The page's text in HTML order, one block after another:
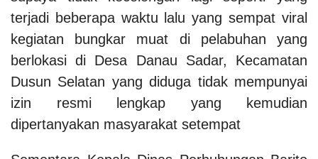
terjadi beberapa waktu lalu yang sempat viral
kegiatan bungkar muat di pelabuhan yang
berlokasi di Desa Danau Sadar, Kecamatan
Dusun Selatan yang diduga tidak mempunyai
izin resmi lengkap yang kemudian
dipertanyakan masyarakat setempat